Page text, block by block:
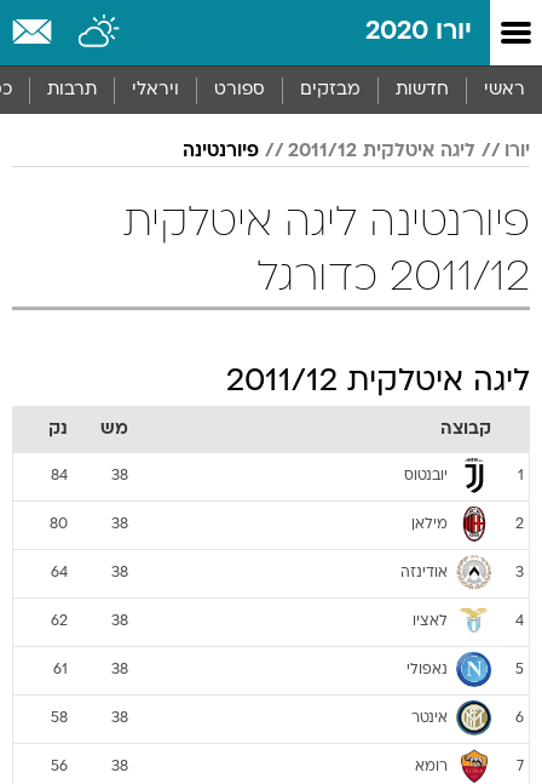
יורו 2020
ראשי חדשות מבזקים ספורט ויראלי תרבות
יורו ליגה איטלקית 2011/12 פיורנטינה
פיורנטינה ליגה איטלקית
2011/12 כדורגל
ליגה איטלקית 2011/12
קבוצה מש נק
1 יובנטוס 38
84
2 מילאן 38
80
3 אודינזה 38
64
4 לאציו 38
62
5 נאפולי 38
61
6 אינטר 38
58
7 רומא 38
56